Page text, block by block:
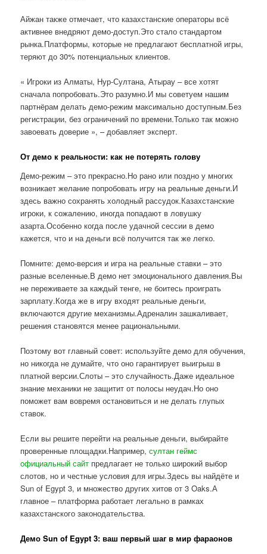
Айжан также отмечает, что казахстанские операторы всё
активнее внедряют демо-доступ.Это стало стандартом
рынка.Платформы, которые не предлагают бесплатной игры,
теряют до 30% потенциальных клиентов.
« Игроки из Алматы, Нур-Султана, Атырау – все хотят
сначала попробовать.Это разумно.И мы советуем нашим
партнёрам делать демо-режим максимально доступным.Без
регистрации, без ограничений по времени.Только так можно
завоевать доверие », – добавляет эксперт.
От демо к реальности: как не потерять голову
Демо-режим – это прекрасно.Но рано или поздно у многих
возникает желание попробовать игру на реальные деньги.И
здесь важно сохранять холодный рассудок.Казахстанские
игроки, к сожалению, иногда попадают в ловушку
азарта.Особенно когда после удачной сессии в демо
кажется, что и на деньги всё получится так же легко.
Помните: демо-версия и игра на реальные ставки – это
разные вселенные.В демо нет эмоционального давления.Вы
не переживаете за каждый тенге, не боитесь проиграть
зарплату.Когда же в игру входят реальные деньги,
включаются другие механизмы.Адреналин зашкаливает,
решения становятся менее рациональными.
Поэтому вот главный совет: используйте демо для обучения,
но никогда не думайте, что оно гарантирует выигрыш в
платной версии.Слоты – это случайность.Даже идеальное
знание механики не защитит от полосы неудач.Но оно
поможет вам вовремя остановиться и не делать глупых
ставок.
Если вы решите перейти на реальные деньги, выбирайте
проверенные площадки.Например,султан геймс
официальный сайт предлагает не только широкий выбор
слотов, но и честные условия для игры.Здесь вы найдёте и
Sun of Egypt 3, и множество других хитов от 3 Oaks.А
главное – платформа работает легально в рамках
казахстанского законодательства.
Демо Sun of Egypt 3: ваш первый шаг в мир фараонов